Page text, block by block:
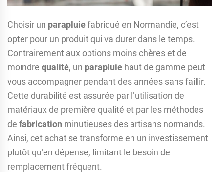
Choisir un parapluiefabriqué en Normandie, c’est
opter pour un produit qui va durer dans le temps.
Contrairement aux options moins chères et de
moindre qualité, un parapluie haut de gamme peut
vous accompagner pendant des années sans faillir.
Cette durabilité est assurée par l’utilisation de
matériaux de première qualité et par les méthodes
de fabrication minutieuses des artisans normands.
Ainsi, cet achat se transforme en un investissement
plutôt qu’en dépense, limitant le besoin de
remplacement fréquent.